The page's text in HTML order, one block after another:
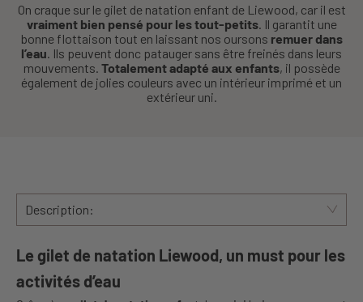
On craque sur le gilet de natation enfant de Liewood, car il est
vraiment bien pensé pour les tout-petits. Il garantit une
bonne flottaison tout en laissant nos oursons remuer dans
l’eau. Ils peuvent donc patauger sans être freinés dans leurs
mouvements. Totalement adapté aux enfants, il possède
également de jolies couleurs avec un intérieur imprimé et un
extérieur uni.
Description:
Le gilet de natation Liewood, un must pour les
activités d’eau